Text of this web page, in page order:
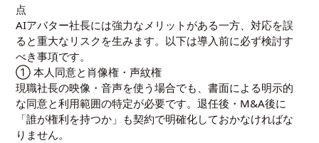
点
AIアバター社長には強力なメリットがある一方、対応を誤
ると重大なリスクを生みます。以下は導入前に必ず検討す
べき事項です。
① 本人同意と肖像権・声紋権
現職社長の映像・音声を使う場合でも、書面による明示的
な同意と利用範囲の特定が必要です。退任後・M&A後に
「誰が権利を持つか」も契約で明確化しておかなければな
りません。